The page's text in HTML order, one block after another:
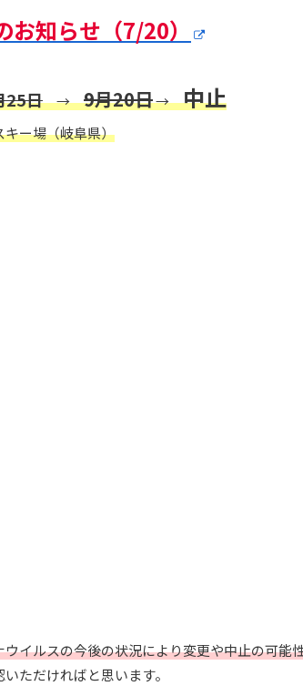
知らせ（7/20）
25日→9月20日→中止
ー場（岐阜県）
ウイルスの今後の状況により変更や中止の可能
ただければと思います。